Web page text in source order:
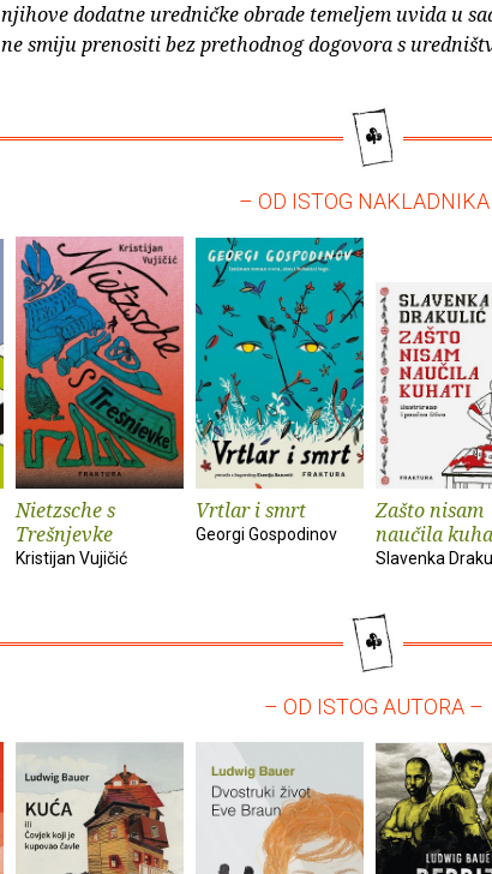
njihove dodatne uredničke obrade temeljem uvida u
ne smiju prenositi bez prethodnog dogovora s
– OD ISTOG
Nietzsche s
Trešnjevke
Kristijan Vujičić
Vrtlar i smrt
Georgi Gospodinov
Zašto nisam
naučila
Slavenka
– OD ISTOG AUTORA –